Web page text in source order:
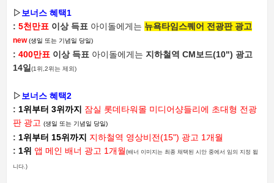
▷보너스 혜택1
: 5천만표 이상 득표 아이돌에게는 뉴욕타임스퀘어 전광판 광고
new(생일 또는 기념일 당일)
: 400만표 이상 득표 아이돌에게는 지하철역 CM보드(10") 광고
14일(1위,2위는 제외)
▷보너스 혜택2
: 1위부터 3위까지 잠실 롯데타워몰 미디어샹들리에 초대형 전광
판 광고 (생일 또는 기념일 당일)
: 1위부터 15위까지 지하철역 영상비전(15") 광고 1개월
: 1위 앱 메인 배너 광고 1개월 (배너 이미지는 최종 채택된 시안 중에서 임의 지정 됩
니다.)